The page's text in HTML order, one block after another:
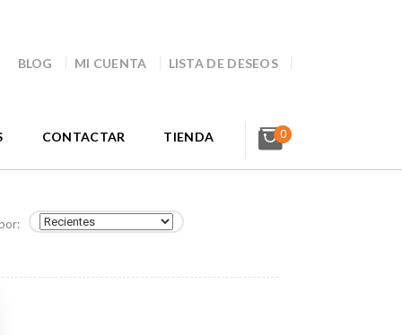
BLOG MI CUENTA LISTA DE DESEOS
CONTACTAR TIENDA 0